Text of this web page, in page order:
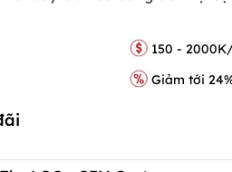
150 -
Giảm tới